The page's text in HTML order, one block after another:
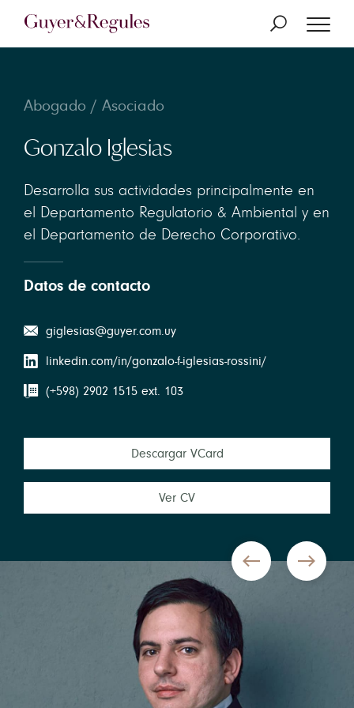
Abogado / Asociado
Gonzalo Iglesias
Desarrolla sus actividades principalmente en
el Departamento Regulatorio & Ambiental y en
el Departamento de Derecho Corporativo.
Datos de contacto
giglesias@guyer.com.uy
linkedin.com/in/gonzalo-f-iglesias-rossini/
(+598) 2902 1515 ext. 103
Descargar VCard
Ver CV